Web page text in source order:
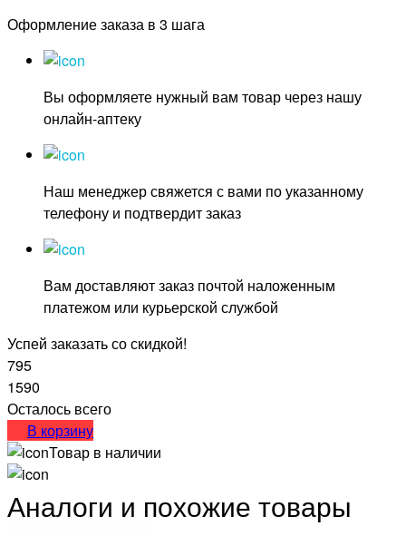
Оформление заказа в 3 шага
Вы оформляете нужный вам товар через нашу
онлайн-аптеку
Наш менеджер свяжется с вами по указанному
телефону и подтвердит заказ
Вам доставляют заказ почтой наложенным
платежом или курьерской службой
Успей заказать со скидкой!
795
1590
Осталось всего
В корзину
Товар в наличии
Аналоги и похожие товары